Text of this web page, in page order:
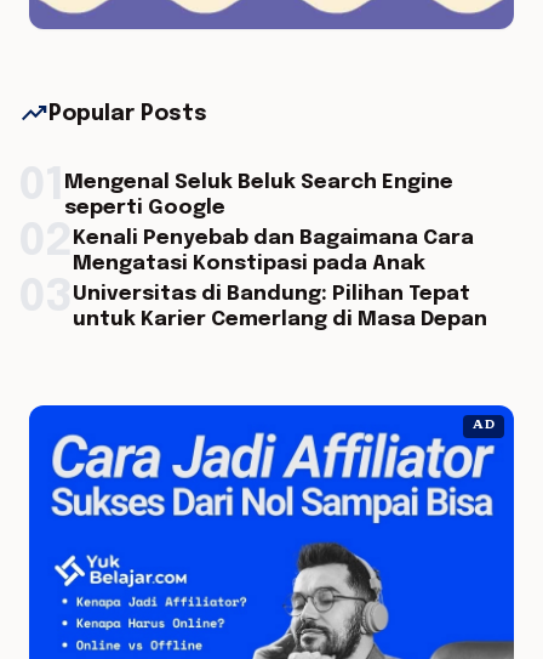
trending_up Popular Posts
Mengenal Seluk Beluk Search Engine
seperti Google
Kenali Penyebab dan Bagaimana Cara
Mengatasi Konstipasi pada Anak
Universitas di Bandung: Pilihan Tepat
untuk Karier Cemerlang di Masa Depan
AD